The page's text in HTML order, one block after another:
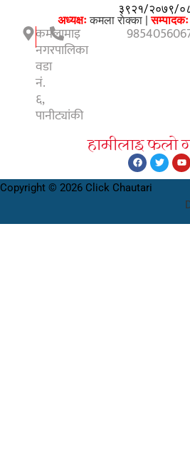
३९२१/२०७९/
अध्यक्षःकमला राेक्का |सम्पादकः
कमलामाइ
नगरपालिका
वडा
नं.
६,
पानीट्यांकी
हामीलाइ फलाे
Copyright © 2026 Click Chautari